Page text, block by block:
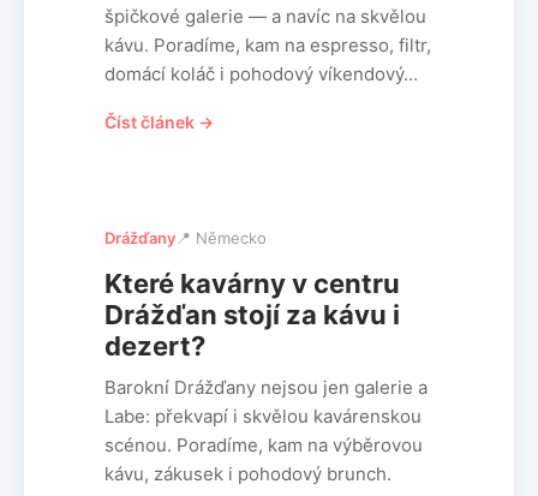
špičkové galerie — a navíc na skvělou
kávu. Poradíme, kam na espresso, filtr,
domácí koláč i pohodový víkendový...
Číst článek →
Drážďany📍 Německo
Které kavárny v centru
Drážďan stojí za kávu i
dezert?
Barokní Drážďany nejsou jen galerie a
Labe: překvapí i skvělou kavárenskou
scénou. Poradíme, kam na výběrovou
kávu, zákusek i pohodový brunch.